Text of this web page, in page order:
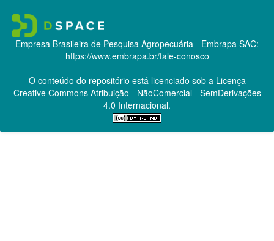
Empresa Brasileira de Pesquisa Agropecuária - Embrapa SAC:
https://www.embrapa.br/fale-conosco
O conteúdo do repositório está licenciado sob a Licença
Creative CommonsAtribuição - NãoComercial - SemDerivações
4.0 Internacional.